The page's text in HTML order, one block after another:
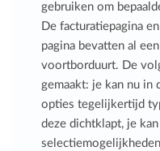
gebruiken om
De facturatiepagina
pagina bevatten al
voortborduurt. De
gemaakt: je kan nu
opties tegelijkertijd
deze dichtklapt, je